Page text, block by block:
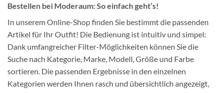
Bestellen bei Moderaum: So einfach geht’s!
In unserem Online-Shop finden Sie bestimmt die passenden
Artikel für Ihr Outfit! Die Bedienung ist intuitiv und simpel:
Dank umfangreicher Filter-Möglichkeiten können Sie die
Suche nach Kategorie, Marke, Modell, Größe und Farbe
sortieren. Die passenden Ergebnisse in den einzelnen
Kategorien werden Ihnen rasch und übersichtlich angezeigt,